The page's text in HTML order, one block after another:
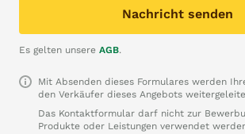
Nachricht senden
Es gelten unsere AGB.
Mit Absenden dieses Formulares werden
den Verkäufer dieses Angebots
Das Kontaktformular darf nicht zur
Produkte oder Leistungen verwendet